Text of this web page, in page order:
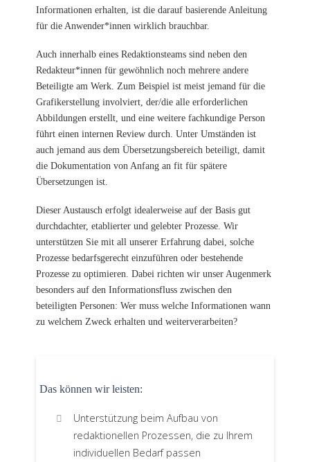
Informationen erhalten, ist die darauf basierende Anleitung
für die Anwender*innen wirklich brauchbar.
Auch innerhalb eines Redaktionsteams sind neben den
Redakteur*innen für gewöhnlich noch mehrere andere
Beteiligte am Werk. Zum Beispiel ist meist jemand für die
Grafikerstellung involviert, der/die alle erforderlichen
Abbildungen erstellt, und eine weitere fachkundige Person
führt einen internen Review durch. Unter Umständen ist
auch jemand aus dem Übersetzungsbereich beteiligt, damit
die Dokumentation von Anfang an fit für spätere
Übersetzungen ist.
Dieser Austausch erfolgt idealerweise auf der Basis gut
durchdachter, etablierter und gelebter Prozesse. Wir
unterstützen Sie mit all unserer Erfahrung dabei, solche
Prozesse bedarfsgerecht einzuführen oder bestehende
Prozesse zu optimieren. Dabei richten wir unser Augenmerk
besonders auf den Informationsfluss zwischen den
beteiligten Personen: Wer muss welche Informationen wann
zu welchem Zweck erhalten und weiterverarbeiten?
Das können wir leisten:
Unterstützung beim Aufbau von
redaktionellen Prozessen, die zu Ihrem
individuellen Bedarf passen